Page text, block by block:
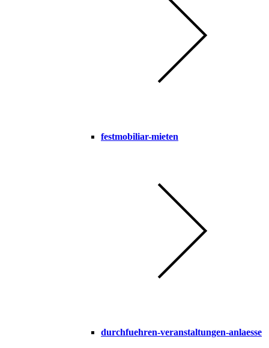
festmobiliar-mieten
durchfuehren-veranstaltungen-anlaesse